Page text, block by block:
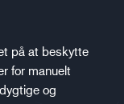
på at beskytte
for manuelt
og